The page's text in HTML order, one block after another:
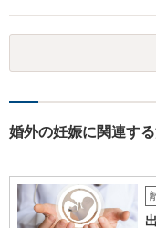
婚外の妊娠に関連す